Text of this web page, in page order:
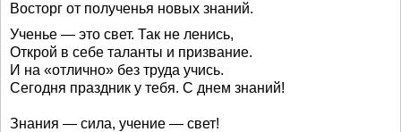
Восторг от полученья новых знаний.
Ученье — это свет. Так не ленись,
Открой в себе таланты и призвание.
И на «отлично» без труда учись.
Сегодня праздник у тебя. С днем знаний!
Знания — сила, учение — свет!